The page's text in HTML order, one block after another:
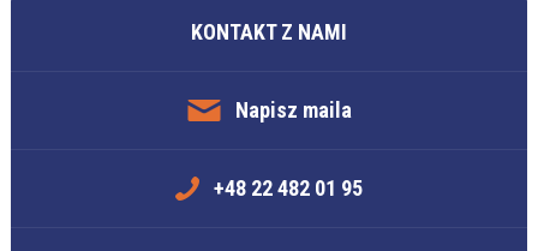
KONTAKT Z NAMI
Napisz maila
+48 22 482 01 95